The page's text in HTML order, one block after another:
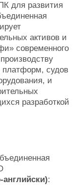
для развития
активов и
современного
платформ, судов
и
разработкой
: